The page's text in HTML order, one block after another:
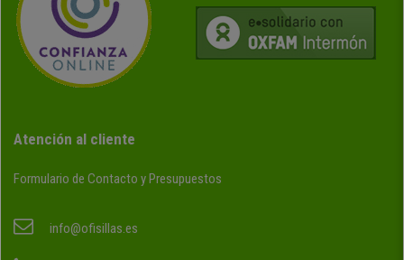
Atención al cliente
Formulario de Contacto y Presupuestos
info@ofisillas.es